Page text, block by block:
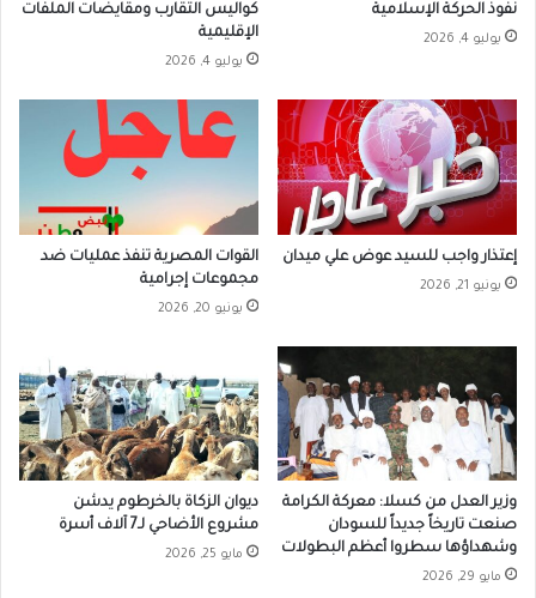
نفوذ الحركة الإسلامية
يوليو 4, 2026
كواليس التقارب ومقايضات الملفات
الإقليمية
يوليو 4, 2026
إعتذار واجب للسيد عوض علي ميدان
يونيو 21, 2026
القوات المصرية تنفذ عمليات ضد
مجموعات إجرامية
يونيو 20, 2026
وزير العدل من كسلا: معركة الكرامة
صنعت تاريخاً جديداً للسودان
وشهداؤها سطروا أعظم البطولات
مايو 29, 2026
ديوان الزكاة بالخرطوم يدشن
مشروع الأضاحي لـ7 آلاف أسرة
مايو 25, 2026